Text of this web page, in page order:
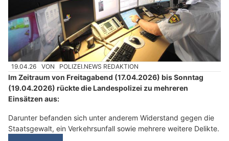
19.04.26 VON POLIZEI.NEWS REDAKTION
Im Zeitraum von Freitagabend (17.04.2026) bis Sonntag
(19.04.2026) rückte die Landespolizei zu mehreren
Einsätzen aus:
Darunter befanden sich unter anderem Widerstand gegen die
Staatsgewalt, ein Verkehrsunfall sowie mehrere weitere Delikte.